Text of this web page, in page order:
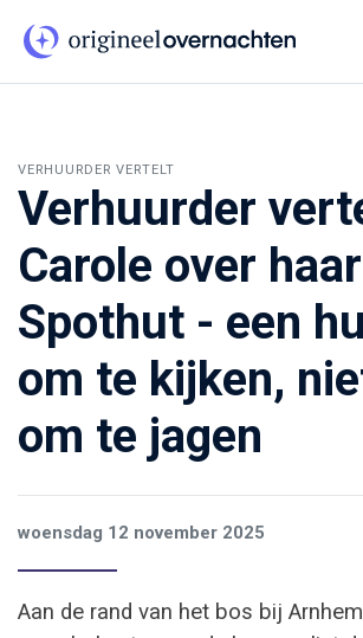
VERHUURDER VERTELT
Verhuurder
Carole over haar
Spothut - een
om te kijken,
om te jagen
woensdag 12 november 2025
Aan de rand van het bos bij